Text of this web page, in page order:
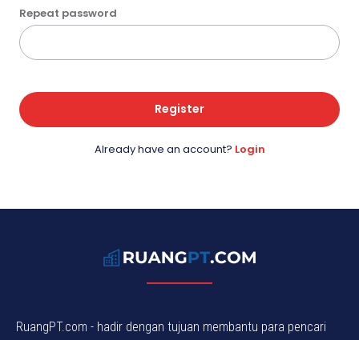
Repeat password
Register
Already have an account? Login
RuangPT.com - hadir dengan tujuan membantu para pencari